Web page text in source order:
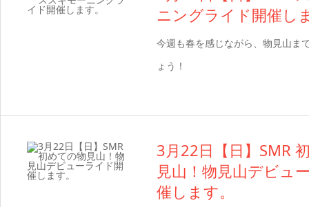
ニングライド開催し
今週も春を感じながら、物見山ま
ょう！
3月22日【日】SMR
見山！物見山デビュ
催します。